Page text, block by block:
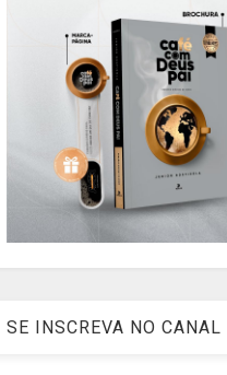
SE INSCREVA NO CANAL